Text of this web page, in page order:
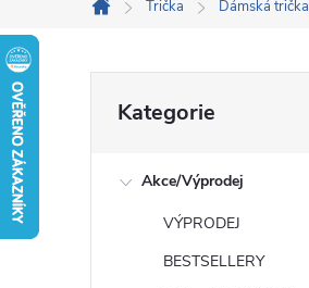
Domů
Trička Dámská trička
kategorie
Kategorie
Akce/Výprodej
VÝPRODEJ
BESTSELLERY